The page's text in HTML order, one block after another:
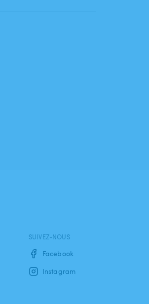
SUIVEZ-NOUS
Facebook
Instagram